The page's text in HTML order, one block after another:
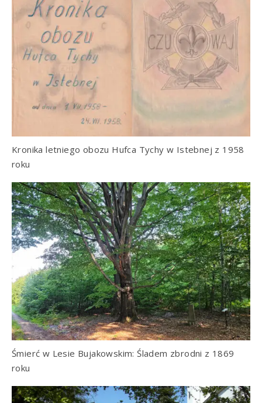
Kronika letniego obozu Hufca Tychy w Istebnej z 1958
roku
Śmierć w Lesie Bujakowskim: Śladem zbrodni z 1869
roku